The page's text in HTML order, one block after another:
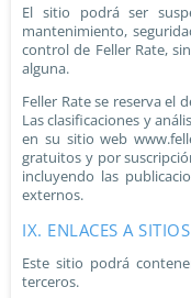
El sitio podrá ser
mantenimiento,
control de Feller Rate,
alguna.
Feller Rate se reserva el
Las clasificaciones y
en su sitio web
gratuitos y por
incluyendo las
externos.
IX. ENLACES A
Este sitio podrá
terceros.